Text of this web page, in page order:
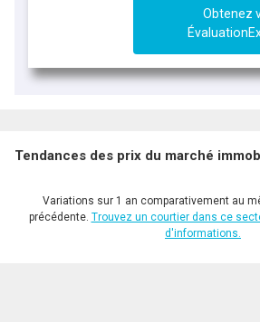
Obtenez
Tendances des prix du marché
Variations sur 1 an comparativement au
précédente. Trouvez un courtier dans ce
d'informations.